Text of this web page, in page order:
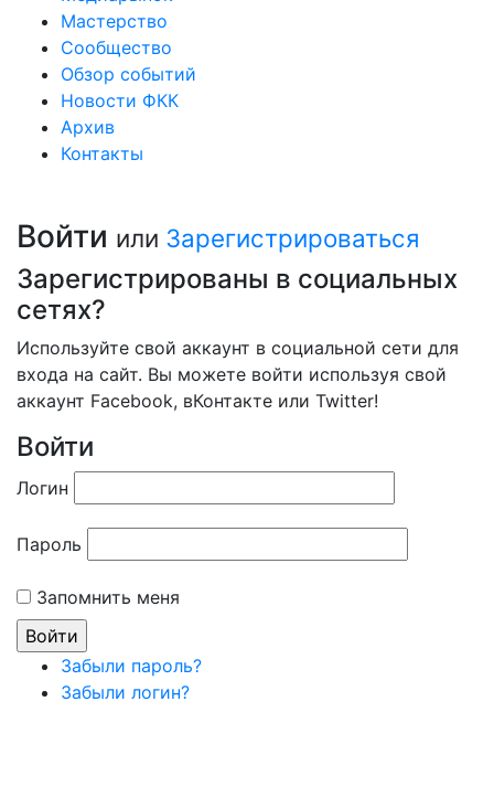
Мастерство
Сообщество
Обзор событий
Новости ФКК
Архив
Контакты
Войти или Зарегистрироваться
Зарегистрированы в социальных
сетях?
Используйте свой аккаунт в социальной сети для
входа на сайт. Вы можете войти используя свой
аккаунт Facebook, вКонтакте или Twitter!
Войти
Логин
Пароль
Запомнить меня
Забыли пароль?
Забыли логин?